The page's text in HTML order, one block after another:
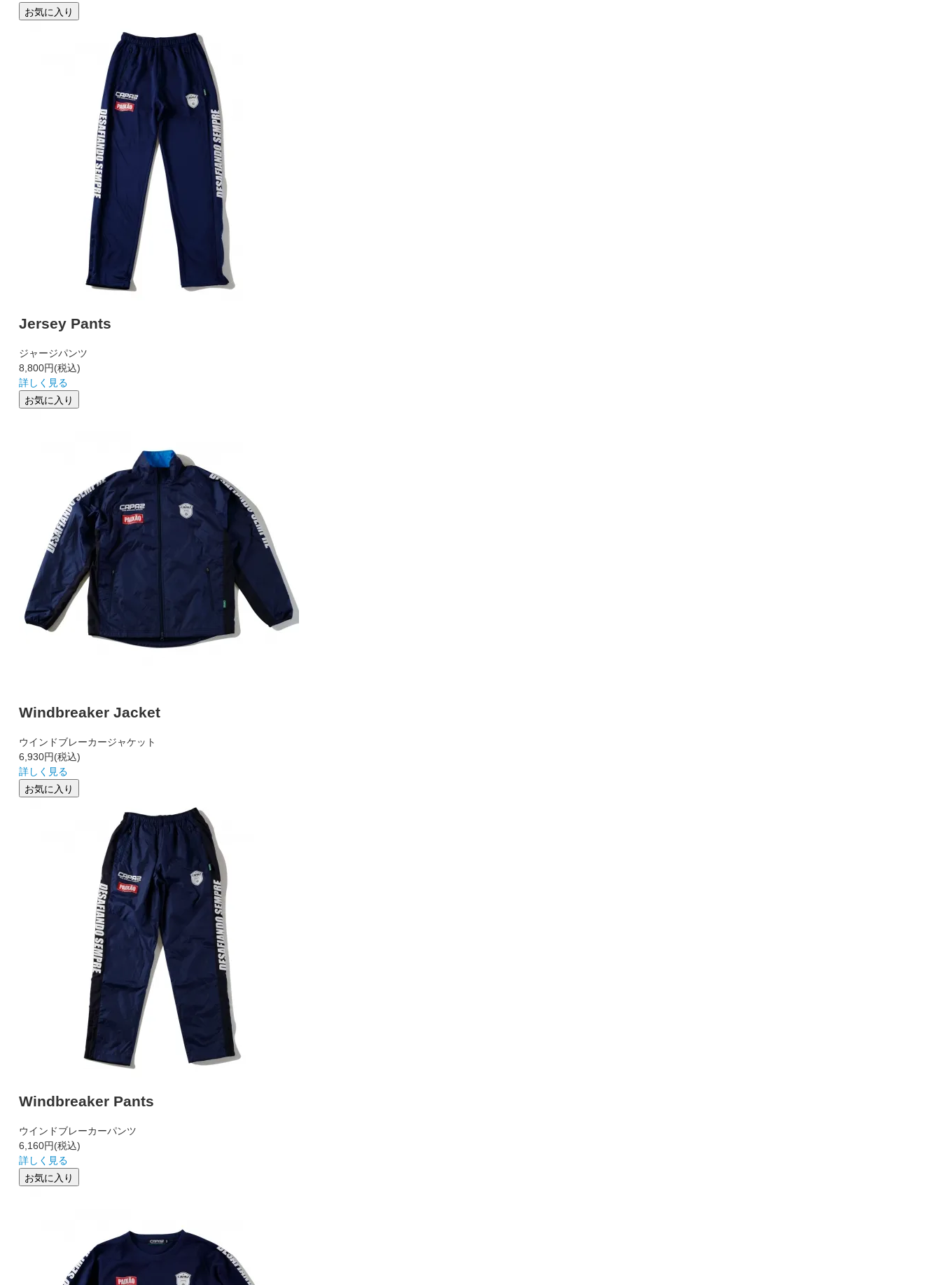
お気に入り
Jersey Pants
ジャージパンツ
8,800円(税込)
詳しく見る
お気に入り
Windbreaker Jacket
ウインドブレーカージャケット
6,930円(税込)
詳しく見る
お気に入り
Windbreaker Pants
ウインドブレーカーパンツ
6,160円(税込)
詳しく見る
お気に入り